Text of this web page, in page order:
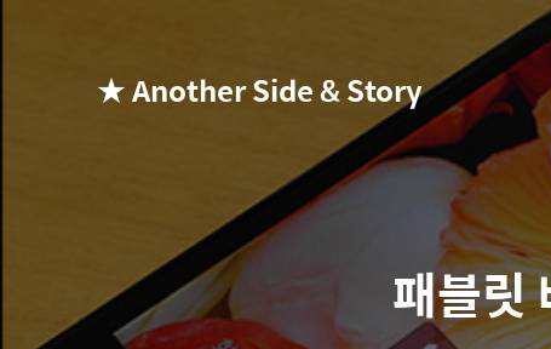
★ Another Side & Story
패블릿